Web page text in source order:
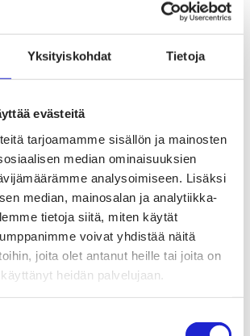
Yksityiskohdat Tietoja
evästeitä
tarjoamamme sisällön ja mainosten
median ominaisuuksien
analysoimiseen. Lisäksi
median, mainosalan ja analytiikka-
tietoja siitä, miten käytät
voivat yhdistää näitä
joita olet antanut heille tai joita on
heidän palvelujaan.
Suomen Tekstiili & Muoti ry:stä ja sen
Suomessa – tutustu jäseniimme
menestyminen vaatii ennakointia – ota
käyttöön
kiertotalous
menestyminen vaatii
ota asiantuntijan vinkit